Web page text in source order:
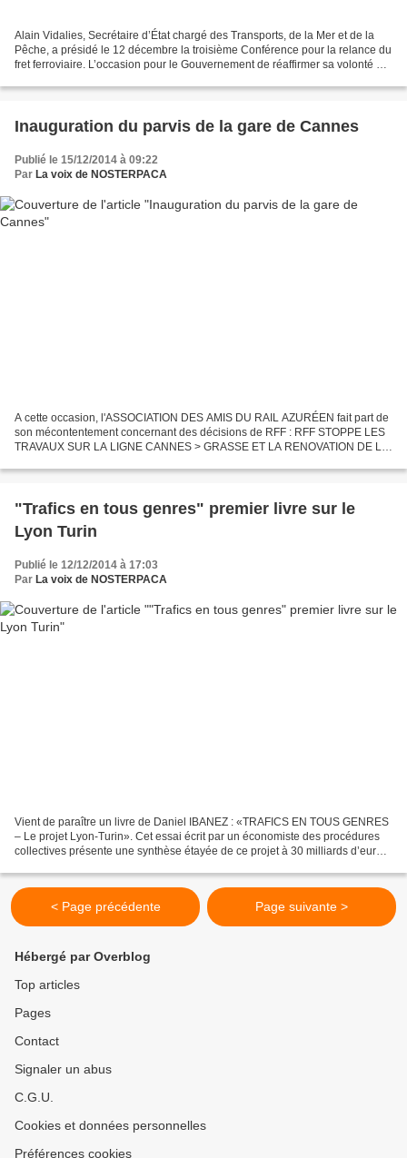
Alain Vidalies, Secrétaire d’État chargé des Transports, de la Mer et de la
Pêche, a présidé le 12 décembre la troisième Conférence pour la relance du
fret ferroviaire. L’occasion pour le Gouvernement de réaffirmer sa volonté de
Inauguration du parvis de la gare de Cannes
Publié le 15/12/2014 à 09:22
Par La voix de NOSTERPACA
A cette occasion, l'ASSOCIATION DES AMIS DU RAIL AZURÉEN fait part de
son mécontentement concernant des décisions de RFF : RFF STOPPE LES
TRAVAUX SUR LA LIGNE CANNES > GRASSE ET LA RENOVATION DE LA
"Trafics en tous genres" premier livre sur le
Lyon Turin
Publié le 12/12/2014 à 17:03
Par La voix de NOSTERPACA
Vient de paraître un livre de Daniel IBANEZ : «TRAFICS EN TOUS GENRES
– Le projet Lyon-Turin». Cet essai écrit par un économiste des procédures
collectives présente une synthèse étayée de ce projet à 30 milliards d’euro à
< Page précédente Page suivante >
Hébergé par Overblog
Top articles
Pages
Contact
Signaler un abus
C.G.U.
Cookies et données personnelles
Préférences cookies